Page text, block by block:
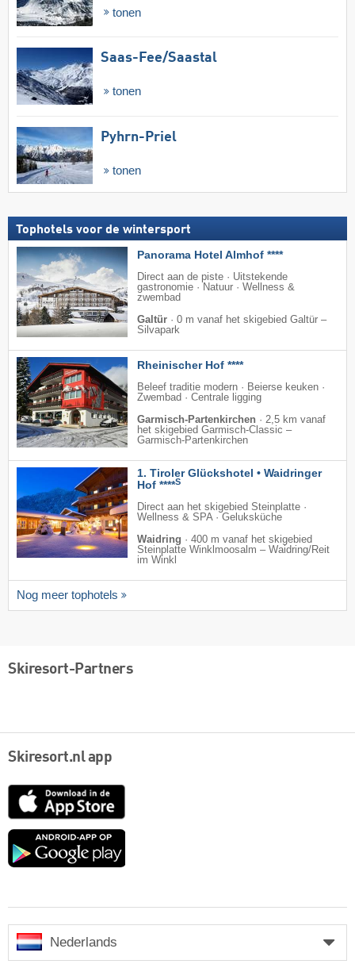
tonen
Saas-Fee/​Saastal
tonen
Pyhrn-Priel
tonen
Tophotels voor de wintersport
Panorama Hotel Almhof ****
Direct aan de piste · Uitstekende
gastronomie · Natuur · Wellness &
zwembad
Galtür · 0 m vanaf het skigebied Galtür –
Silvapark
Rheinischer Hof ****
Beleef traditie modern · Beierse keuken ·
Zwembad · Centrale ligging
Garmisch-Partenkirchen · 2,5 km vanaf
het skigebied Garmisch-Classic –
Garmisch-Partenkirchen
1. Tiroler Glückshotel • Waidringer
Hof ****S
Direct aan het skigebied Steinplatte ·
Wellness & SPA · Geluksküche
Waidring · 400 m vanaf het skigebied
Steinplatte Winklmoosalm – Waidring/​Reit
im Winkl
Nog meer tophotels
Skiresort-Partners
Skiresort.nl app
Nederlands